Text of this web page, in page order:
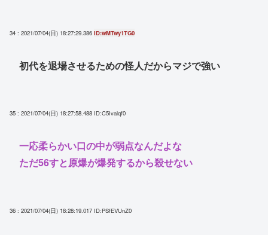
34 : 2021/07/04(日) 18:27:29.386 ID:wMTwy1TG0
初代を退場させるための怪人だからマジで強い
35 : 2021/07/04(日) 18:27:58.488 ID:C5Ivalqf0
一応柔らかい口の中が弱点なんだよな
ただ56すと原爆が爆発するから殺せない
36 : 2021/07/04(日) 18:28:19.017 ID:PSfEVUnZ0